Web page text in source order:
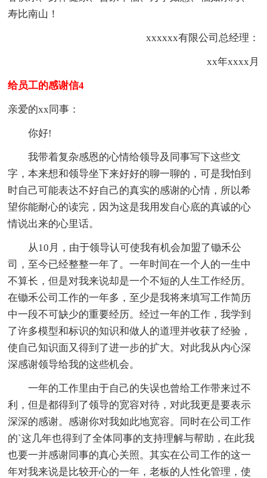
寿比南山！
xxxxxx有限公司总经理：
xx年xxxx月
给员工的感谢信4
亲爱的xx同事：
你好!
我带着复杂感恩的心情给领导及同事写下这些文
字，本来想和领导坐下来好好的聊一聊的，可是我怕到
时自己可能表达不好自己的真实的感谢的心情，所以希
望你能耐心的读完，因为这是我用发自心底的真诚的心
情说出来的心里话。
从10月，由于领导认可使我有机会加盟了锄禾公
司，至今已经整整一年了。一年时间在一个人的一生中
不算长，但是对我来说却是一个不短的人生工作经历。
在锄禾公司工作的一年多，至少是我将来填写工作简历
中一段不可缺少的重要经历。经过一年的工作，我学到
了许多模型和标识的知识和做人的道理并收获了经验，
使自己知识面又得到了进一步的扩大。对此我从内心深
深感谢领导给我的这些机会。
一年的工作里由于自己的失误也曾给工作带来过不
利，但是都得到了领导的宽容对待，对此我更是要表示
深深的感谢。感谢你对我如此地宽容。同时在公司工作
的`这几年也得到了全体同事的支持理解与帮助，在此我
也要一并感谢同事的真心关照。其实在公司工作的这一
年对我来说是比较开心的一年，老板的人性化管理，使